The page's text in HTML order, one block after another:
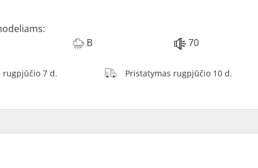
B 70
rugpjūčio 7 d. Pristatymas rugpjūčio 10 d.